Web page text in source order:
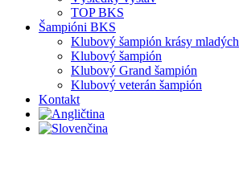
TOP BKS
Šampióni BKS
Klubový šampión krásy mladých
Klubový šampión
Klubový Grand šampión
Klubový veterán šampión
Kontakt